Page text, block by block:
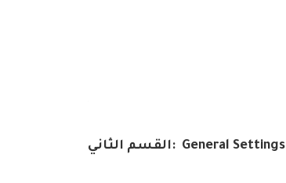
القسم الثاني: General Settings